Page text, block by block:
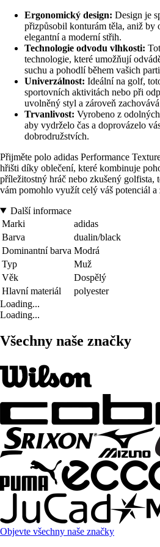
Ergonomický design: Design je
přizpůsobil konturám těla, aniž by
elegantní a moderní střih.
Technologie odvodu vlhkosti:
technologie, které umožňují
suchu a pohodlí během vašich
Univerzálnost: Ideální na golf,
sportovních aktivitách nebo při
uvolněný styl a zároveň
Trvanlivost: Vyrobeno z
aby vydrželo čas a doprovázelo
dobrodružstvích.
Přijměte polo adidas Performance
hřišti díky oblečení, které kombinuje
příležitostný hráč nebo zkušený golfista,
vám pomohlo využít celý váš potenciál a
Další informace
Marki
adidas
Barva
dualin/black
Dominantní barva Modrá
Typ
Muž
Věk
Dospělý
Hlavní materiál
polyester
Loading...
Loading...
Všechny naše značky
Objevte všechny naše značky